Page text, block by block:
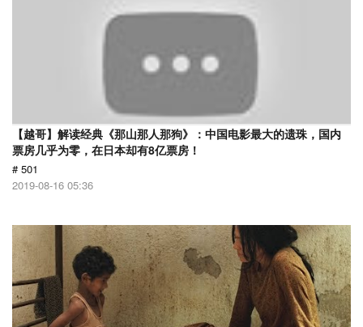
【越哥】解读经典《那山那人那狗》：中国电影最大的遗珠，国内
票房几乎为零，在日本却有8亿票房！
# 501
2019-08-16 05:36